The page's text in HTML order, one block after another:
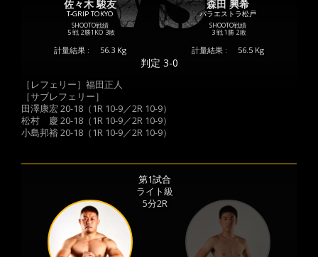
佐々木 駿友
T-GRIP TOKYO
SHOOTO戦績
5 戦 2勝1KO 3敗
計量結果 : 56.3 Kg
森田 興希
パラエストラ松戸
SHOOTO戦績
3 戦 1勝 2敗
計量結果 : 56.5 Kg
判定 3-0
［レフェリー］福田正人
［サブレフェリー］
田澤康宏 20-18（1R 10-9／2R 10-9）
松村 慶 20-18（1R 10-9／2R 10-9）
小島邦裕 20-18（1R 10-9／2R 10-9）
第1試合
ライト級
5分2R